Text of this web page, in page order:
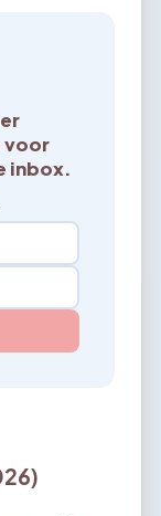
voor
inbox.